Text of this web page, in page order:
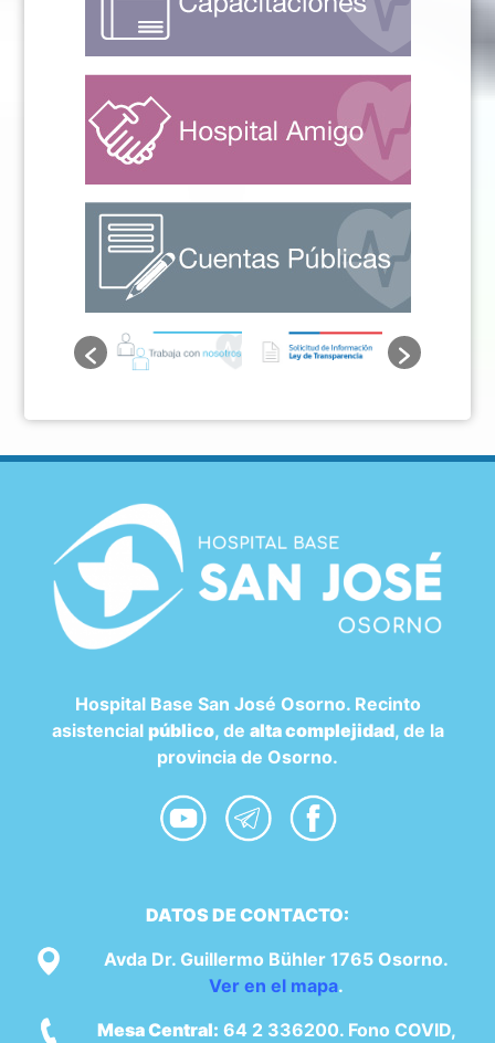
Hospital Base San José Osorno. Recinto
asistencial público, de alta complejidad, de la
provincia de Osorno.
DATOS DE CONTACTO:
Avda Dr. Guillermo Bühler 1765 Osorno.
Ver en el mapa.
Mesa Central: 64 2 336200. Fono COVID,